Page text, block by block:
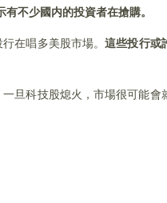
有不少國内的投資者在搶購。
在唱多美股市場。這些投行或
旦科技股熄火，市場很可能